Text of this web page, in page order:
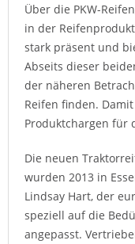
Über die PKW-
in der
stark präsent und
Abseits dieser
der näheren
Reifen finden.
Produktchargen für
Die neuen
wurden 2013 in
Lindsay Hart, der
speziell auf die
angepasst.